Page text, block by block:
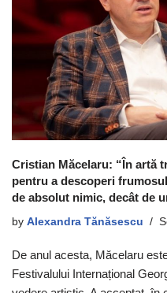
Cristian Măcelaru: “În artă
pentru a descoperi
de absolut nimic, decât de
by Alexandra Tănăsescu
De anul acesta, Măcelaru
Festivalului Internațional